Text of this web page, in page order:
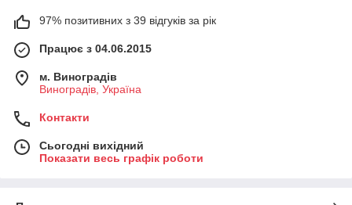
97% позитивних з 39 відгуків за рік
Працює з 04.06.2015
м. Виноградів
Виноградів, Україна
Контакти
Сьогодні вихідний
Показати весь графік роботи